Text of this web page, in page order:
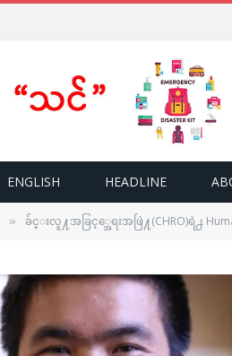
ENGLISH HEADLINE
» ခ်င္းလူ႔အခြင့္အေရးအဖြဲ႔(CHRO)ရဲ႕ Human